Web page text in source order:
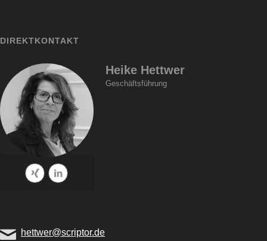
DIREKTKONTAKT
Heike Hettwer
Geschäftsführung
hettwer@scriptor.de